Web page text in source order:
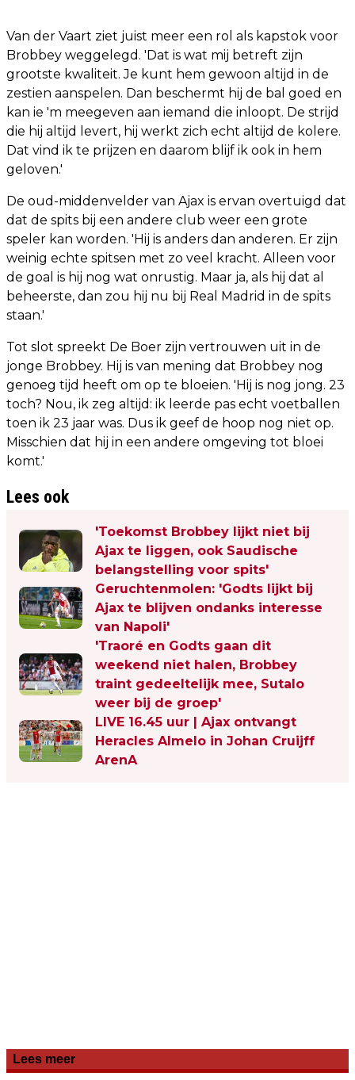
Van der Vaart ziet juist meer een rol als kapstok voor
Brobbey weggelegd. 'Dat is wat mij betreft zijn
grootste kwaliteit. Je kunt hem gewoon altijd in de
zestien aanspelen. Dan beschermt hij de bal goed en
kan ie 'm meegeven aan iemand die inloopt. De strijd
die hij altijd levert, hij werkt zich echt altijd de kolere.
Dat vind ik te prijzen en daarom blijf ik ook in hem
geloven.'
De oud-middenvelder van Ajax is ervan overtuigd dat
dat de spits bij een andere club weer een grote
speler kan worden. 'Hij is anders dan anderen. Er zijn
weinig echte spitsen met zo veel kracht. Alleen voor
de goal is hij nog wat onrustig. Maar ja, als hij dat al
beheerste, dan zou hij nu bij Real Madrid in de spits
staan.'
Tot slot spreekt De Boer zijn vertrouwen uit in de
jonge Brobbey. Hij is van mening dat Brobbey nog
genoeg tijd heeft om op te bloeien. 'Hij is nog jong. 23
toch? Nou, ik zeg altijd: ik leerde pas echt voetballen
toen ik 23 jaar was. Dus ik geef de hoop nog niet op.
Misschien dat hij in een andere omgeving tot bloei
komt.'
Lees ook
'Toekomst Brobbey lijkt niet bij
Ajax te liggen, ook Saudische
belangstelling voor spits'
Geruchtenmolen: 'Godts lijkt bij
Ajax te blijven ondanks interesse
van Napoli'
'Traoré en Godts gaan dit
weekend niet halen, Brobbey
traint gedeeltelijk mee, Sutalo
weer bij de groep'
LIVE 16.45 uur | Ajax ontvangt
Heracles Almelo in Johan Cruijff
ArenA